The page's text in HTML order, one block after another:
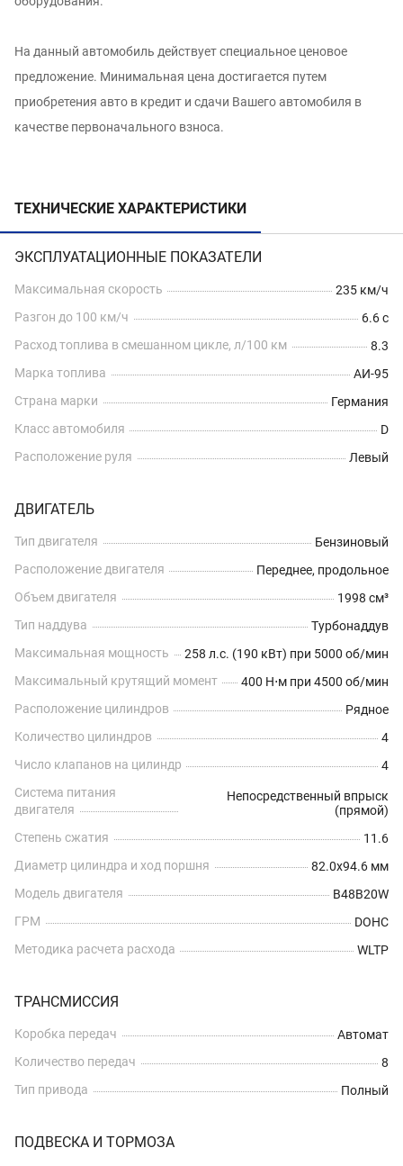
На данный автомобиль действует специальное ценовое
предложение. Минимальная цена достигается путем
приобретения авто в кредит и сдачи Вашего автомобиля в
качестве первоначального взноса.
ТЕХНИЧЕСКИЕ ХАРАКТЕРИСТИКИ
ЭКСПЛУАТАЦИОННЫЕ ПОКАЗАТЕЛИ
Максимальная скорость
235 км/ч
Разгон до 100 км/ч
6.6 с
Расход топлива в смешанном цикле, л/100 км
8.3
Марка топлива
АИ-95
Страна марки
Германия
Класс автомобиля
D
Расположение руля
Левый
ДВИГАТЕЛЬ
Тип двигателя
Бензиновый
Расположение двигателя
Переднее, продольное
Объем двигателя
1998 см³
Тип наддува
Турбонаддув
Максимальная мощность
258 л.с. (190 кВт) при 5000 об/мин
Максимальный крутящий момент
400 Н⋅м при 4500 об/мин
Расположение цилиндров
Рядное
Количество цилиндров
4
Число клапанов на цилиндр
4
Система питания
двигателя
Непосредственный впрыск
(прямой)
Степень сжатия
11.6
Диаметр цилиндра и ход поршня
82.0x94.6 мм
Модель двигателя
B48B20W
ГРМ
DOHC
Методика расчета расхода
WLTP
ТРАНСМИССИЯ
Коробка передач
Автомат
Количество передач
8
Тип привода
Полный
ПОДВЕСКА И ТОРМОЗА